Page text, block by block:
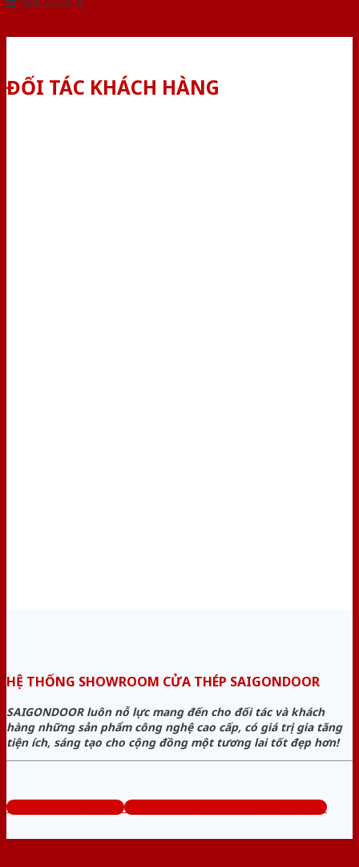
Dành cho đại lý
ĐỐI TÁC KHÁCH HÀNG
HỆ THỐNG SHOWROOM CỬA THÉP SAIGONDOOR
SAIGONDOOR luôn nỗ lực mang đến cho đối tác và khách
hàng những sản phẩm công nghệ cao cấp, có giá trị gia tăng
tiện ích, sáng tạo cho cộng đồng một tương lai tốt đẹp hơn!
www.bancuathep.com Tổng đài tư vấn miễn phí: 0824.400.400